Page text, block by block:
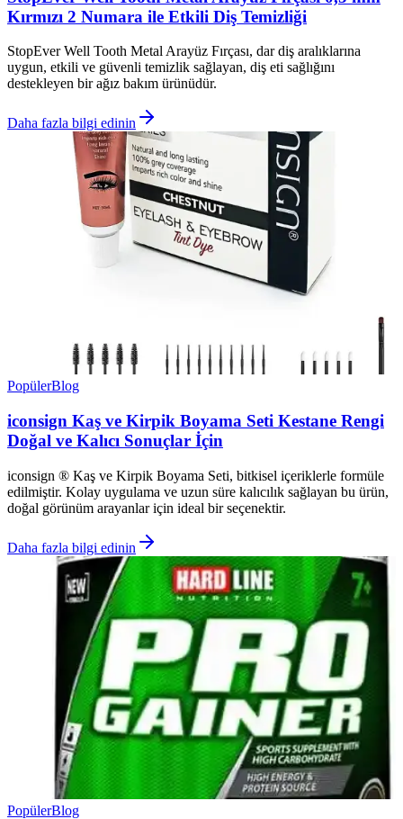
Kırmızı 2 Numara ile Etkili Diş Temizliği
StopEver Well Tooth Metal Arayüz Fırçası, dar diş aralıklarına
uygun, etkili ve güvenli temizlik sağlayan, diş eti sağlığını
destekleyen bir ağız bakım ürünüdür.
Daha fazla bilgi edinin
PopülerBlog
iconsign Kaş ve Kirpik Boyama Seti Kestane Rengi
Doğal ve Kalıcı Sonuçlar İçin
iconsign ® Kaş ve Kirpik Boyama Seti, bitkisel içeriklerle formüle
edilmiştir. Kolay uygulama ve uzun süre kalıcılık sağlayan bu ürün,
doğal görünüm arayanlar için ideal bir seçenektir.
Daha fazla bilgi edinin
PopülerBlog